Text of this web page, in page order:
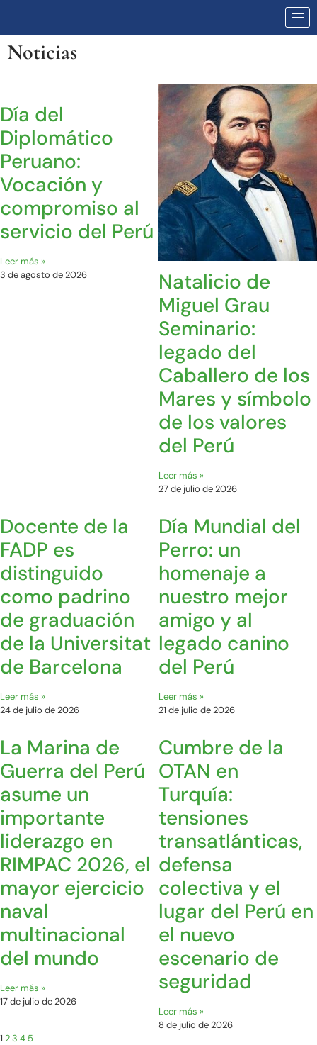
Noticias
Día del
Diplomático
Peruano:
Vocación y
compromiso al
servicio del Perú
Leer más »
3 de agosto de 2026
Natalicio de
Miguel Grau
Seminario:
legado del
Caballero de los
Mares y símbolo
de los valores
del Perú
Leer más »
27 de julio de 2026
Docente de la
FADP es
distinguido
como padrino
de graduación
de la Universitat
de Barcelona
Leer más »
24 de julio de 2026
Día Mundial del
Perro: un
homenaje a
nuestro mejor
amigo y al
legado canino
del Perú
Leer más »
21 de julio de 2026
La Marina de
Guerra del Perú
asume un
importante
liderazgo en
RIMPAC 2026, el
mayor ejercicio
naval
multinacional
del mundo
Leer más »
17 de julio de 2026
Cumbre de la
OTAN en
Turquía:
tensiones
transatlánticas,
defensa
colectiva y el
lugar del Perú en
el nuevo
escenario de
seguridad
Leer más »
8 de julio de 2026
1 23 4 5